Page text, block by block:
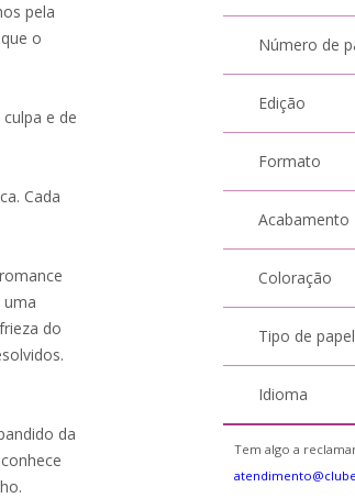
pela
o
e de
Cada
do
da
Número de
Edição
Formato
Acabamento
Coloração
Tipo de papel
Idioma
Tem algo a